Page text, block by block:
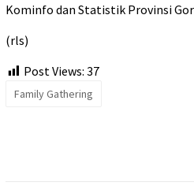
Kominfo dan Statistik Provinsi
(rls)
Post Views: 37
Family Gathering